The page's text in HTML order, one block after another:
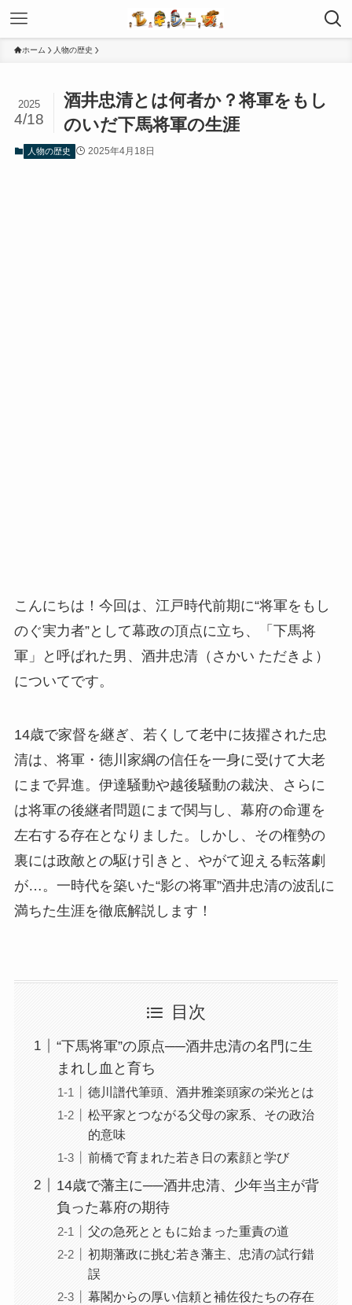
ホーム 人物の歴史
酒井忠清とは何者か？将軍をもし
のいだ下馬将軍の生涯
2025
4/18
人物の歴史 2025年4月18日
こんにちは！今回は、江戸時代前期に“将軍をもし
のぐ実力者”として幕政の頂点に立ち、「下馬将
軍」と呼ばれた男、酒井忠清（さかい ただきよ）
についてです。
14歳で家督を継ぎ、若くして老中に抜擢された忠
清は、将軍・徳川家綱の信任を一身に受けて大老
にまで昇進。伊達騒動や越後騒動の裁決、さらに
は将軍の後継者問題にまで関与し、幕府の命運を
左右する存在となりました。しかし、その権勢の
裏には政敵との駆け引きと、やがて迎える転落劇
が…。一時代を築いた“影の将軍”酒井忠清の波乱に
満ちた生涯を徹底解説します！
目次
“下馬将軍”の原点──酒井忠清の名門に生
まれし血と育ち
徳川譜代筆頭、酒井雅楽頭家の栄光とは
松平家とつながる父母の家系、その政治
的意味
前橋で育まれた若き日の素顔と学び
14歳で藩主に──酒井忠清、少年当主が背
負った幕府の期待
父の急死とともに始まった重責の道
初期藩政に挑む若き藩主、忠清の試行錯
誤
幕閣からの厚い信頼と補佐役たちの存在